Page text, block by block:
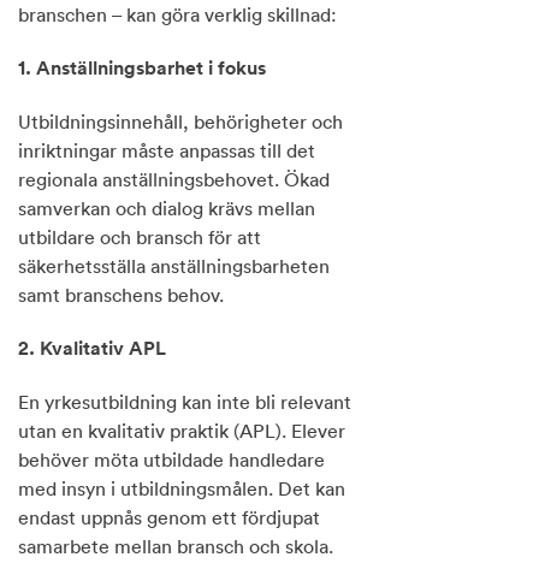
branschen – kan göra verklig skillnad:
1. Anställningsbarhet i fokus
Utbildningsinnehåll, behörigheter och
inriktningar måste anpassas till det
regionala anställningsbehovet. Ökad
samverkan och dialog krävs mellan
utbildare och bransch för att
säkerhetsställa anställningsbarheten
samt branschens behov.
2. Kvalitativ APL
En yrkesutbildning kan inte bli relevant
utan en kvalitativ praktik (APL). Elever
behöver möta utbildade handledare
med insyn i utbildningsmålen. Det kan
endast uppnås genom ett fördjupat
samarbete mellan bransch och skola.